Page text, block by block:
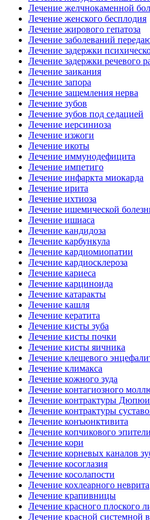
Лечение желчнокаменной
Лечение женского бесплодия
Лечение жирового гепатоза
Лечение заболеваний
Лечение задержки
Лечение задержки речевого
Лечение заикания
Лечение запора
Лечение защемления нерва
Лечение зубов
Лечение зубов под седацией
Лечение иерсиниоза
Лечение изжоги
Лечение икоты
Лечение иммунодефицита
Лечение импетиго
Лечение инфаркта миокарда
Лечение ирита
Лечение ихтиоза
Лечение ишемической
Лечение ишиаса
Лечение кандидоза
Лечение карбункула
Лечение кардиомиопатии
Лечение кардиосклероза
Лечение кариеса
Лечение карциноида
Лечение катаракты
Лечение кашля
Лечение кератита
Лечение кисты зуба
Лечение кисты почки
Лечение кисты яичника
Лечение клещевого
Лечение климакса
Лечение кожного зуда
Лечение контагиозного
Лечение контрактуры
Лечение контрактуры
Лечение конъюнктивита
Лечение копчикового
Лечение кори
Лечение корневых каналов
Лечение косоглазия
Лечение косолапости
Лечение кохлеарного неврита
Лечение крапивницы
Лечение красного плоского
Лечение красной системной